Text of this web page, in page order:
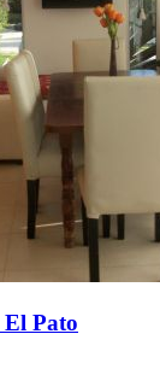
Pato